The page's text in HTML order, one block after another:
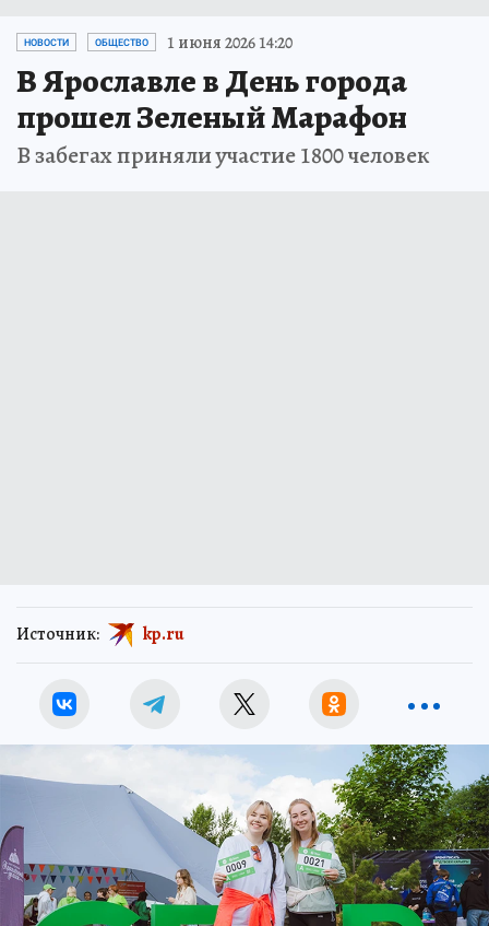
НОВОСТИ ОБЩЕСТВО 1 июня 2026 14:20
В Ярославле в День города
прошел Зеленый Марафон
В забегах приняли участие 1800 человек
Источник: kp.ru